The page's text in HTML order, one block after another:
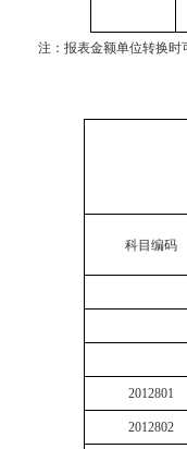
注：报表金额单位转换时
科目编码
2012801
2012802